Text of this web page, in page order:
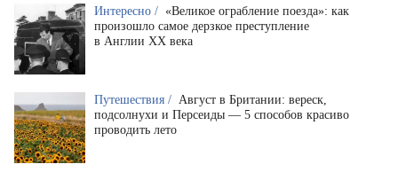
Интересно / «Великое ограбление поезда»: как
произошло самое дерзкое преступление
в Англии XX века
Путешествия / Август в Британии: вереск,
подсолнухи и Персеиды — 5 способов красиво
проводить лето